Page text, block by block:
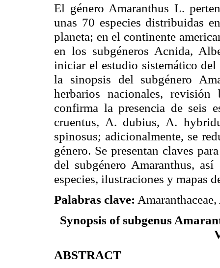
El género Amaranthus L.
unas 70 especies distribuidas
planeta; en el continente
en los subgéneros Acnida,
iniciar el estudio sistemático del
la sinopsis del subgénero
herbarios nacionales,
confirma la presencia de seis
cruentus, A. dubius, A.
spinosus; adicionalmente, se
género. Se presentan claves
del subgénero Amaranthus,
especies, ilustraciones y mapas
Palabras clave:
Synopsis of subgenus
ABSTRACT